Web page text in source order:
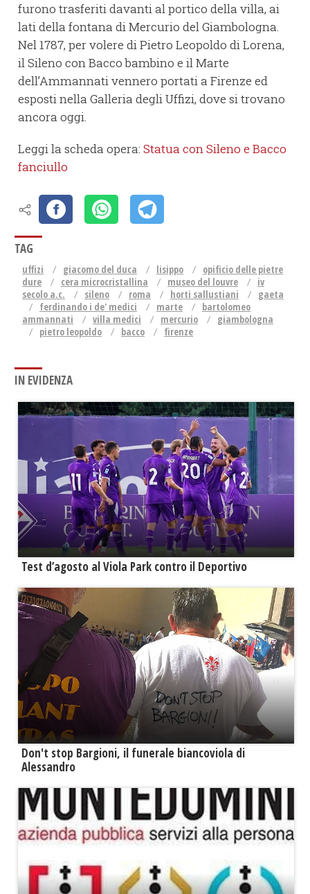
furono trasferiti davanti al portico della villa, ai
lati della fontana di Mercurio del Giambologna.
Nel 1787, per volere di Pietro Leopoldo di Lorena,
il Sileno con Bacco bambino e il Marte
dell’Ammannati vennero portati a Firenze ed
esposti nella Galleria degli Uffizi, dove si trovano
ancora oggi.
Leggi la scheda opera: Statua con Sileno e Bacco
fanciullo
TAG
uffizi giacomo del duca lisippo
opificio delle pietre
dure
cera microcristallina museo del louvre
iv
secolo a.c.
sileno roma horti sallustiani
gaeta
ferdinando i de' medici
marte
bartolomeo
ammannati
villa medici mercurio
giambologna
pietro leopoldo
bacco firenze
IN EVIDENZA
Test d’agosto al Viola Park contro il Deportivo
Don't stop Bargioni, il funerale biancoviola di
Alessandro